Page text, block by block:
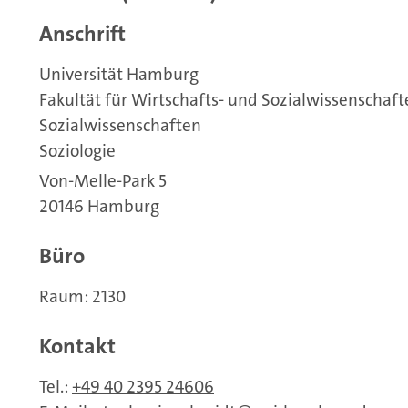
Anschrift
Universität Hamburg
Fakultät für Wirtschafts- und
Sozialwissenschaften
Soziologie
Von-Melle-Park 5
20146 Hamburg
Büro
Raum: 2130
Kontakt
Tel.: +49 40 2395 24606